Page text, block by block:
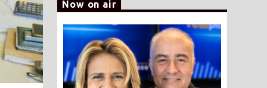
Now on air